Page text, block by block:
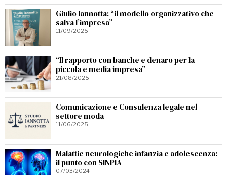
Giulio Iannotta: “il modello organizzativo che
salva l’impresa”
11/09/2025
“Il rapporto con banche e denaro per la
piccola e media impresa”
21/08/2025
Comunicazione e Consulenza legale nel
settore moda
11/06/2025
Malattie neurologiche infanzia e adolescenza:
il punto con SINPIA
07/03/2024